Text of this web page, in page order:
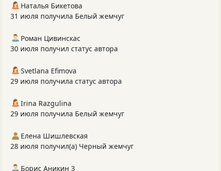
Наталья Бикетова
31 июля получила Белый жемчуг
Роман Цивинскас
30 июля получил статус автора
Svetlana Efimova
29 июля получила статус автора
Irina Razgulina
29 июля получила Белый жемчуг
Елена Шишлевская
28 июля получил(а) Черный жемчуг
Борис Аникин 3